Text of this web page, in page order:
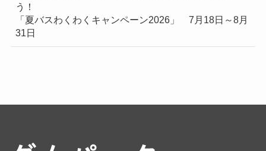
う！
「夏バスわくわくキャンペーン2026」 7月18日～8月
31日